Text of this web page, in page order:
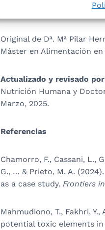
Original de Dª. Mª Pilar
Máster en Alimentación
Actualizado y revisado
Nutrición Humana y
Marzo, 2025.
Referencias
Chamorro, F., Cassani, L.,
G., … & Prieto, M. A.
as a case study. Frontiers
Mahmudiono, T., Fakhri,
potential toxic elements